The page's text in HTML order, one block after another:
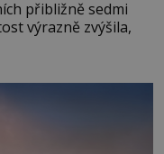
přibližně sedmi
výrazně zvýšila,